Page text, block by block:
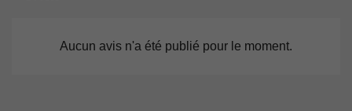
Aucun avis n'a été publié pour le moment.